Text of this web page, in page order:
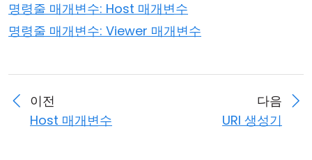
명령줄 매개변수: Host 매개변수
명령줄 매개변수: Viewer 매개변수
이전
Host 매개변수
다음
URI 생성기
MSI 구성
클라우드 & 온프레미스